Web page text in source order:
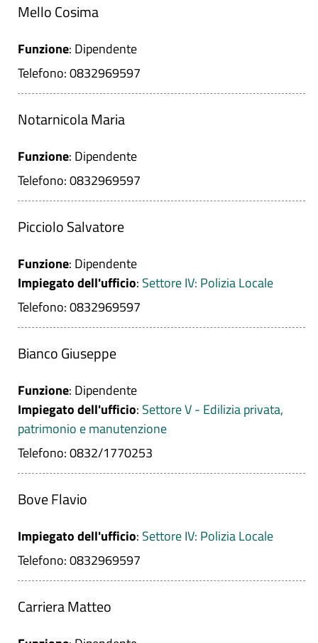
Mello Cosima
Funzione: Dipendente
Telefono: 0832969597
Notarnicola Maria
Funzione: Dipendente
Telefono: 0832969597
Picciolo Salvatore
Funzione: Dipendente
Impiegato dell'ufficio: Settore IV: Polizia Locale
Telefono: 0832969597
Bianco Giuseppe
Funzione: Dipendente
Impiegato dell'ufficio: Settore V - Edilizia privata,
patrimonio e manutenzione
Telefono: 0832/1770253
Bove Flavio
Impiegato dell'ufficio: Settore IV: Polizia Locale
Telefono: 0832969597
Carriera Matteo